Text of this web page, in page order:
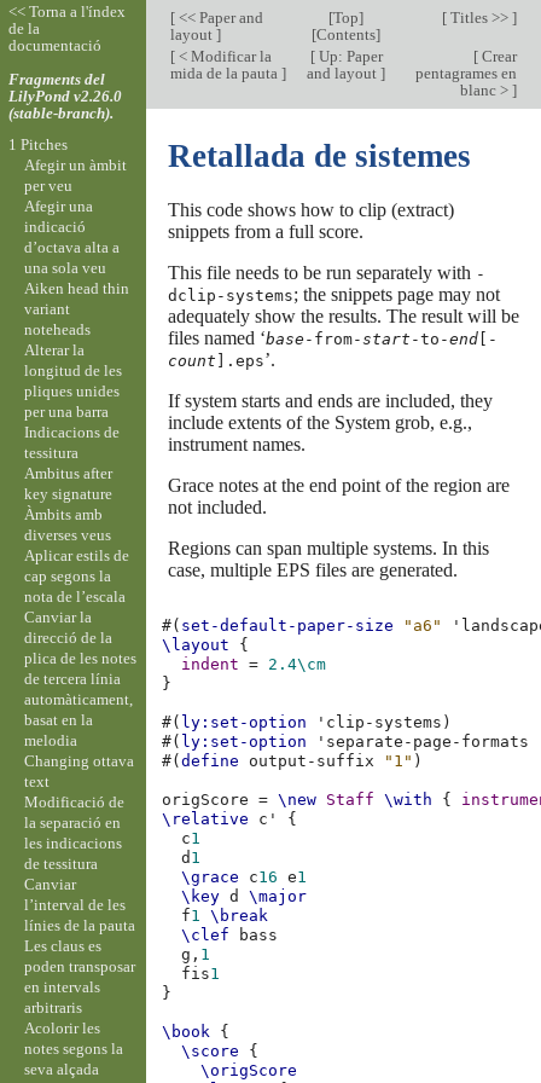
[<< Paper and
layout ]
[Top]
[Contents]
[Titles >> ]
[< Modificar la
mida de la pauta ]
[Up: Paper
and layout]
[Crear
pentagrames en
blanc > ]
Retallada de sistemes
This code shows how to clip (extract)
snippets from a full score.
This file needs to be run separately with -
dclip-systems; the snippets page may not
adequately show the results. The result will be
files named ‘base -from-start -to-end[-
count ].eps’.
If system starts and ends are included, they
include extents of the System grob, e.g.,
instrument names.
Grace notes at the end point of the region are
not included.
Regions can span multiple systems. In this
case, multiple EPS files are generated.
#( set-default-paper-size "a6"
\layout
{
indent
= 2.4\cm
}
#( ly:set-option 'clip-systems )
#( ly:set-option 'separate-page-formats
#(define output-suffix "1" )
origScore = \new Staff \with {
\relative
c'
{
c1
d 1
\grace
c16 e1
\key d
\major
f1
\break
\clef
bass
g, 1
fis1
}
\book {
\score
{
\origScore
<< Torna a l'índex
de la
documentació
Fragments del
LilyPond v2.26.0
(stable-branch).
1 Pitches
Afegir un àmbit
per veu
Afegir una
indicació
d’octava alta a
una sola veu
Aiken head thin
variant
noteheads
Alterar la
longitud de les
pliques unides
per una barra
Indicacions de
tessitura
Ambitus after
key signature
Àmbits amb
diverses veus
Aplicar estils de
cap segons la
nota de l’escala
Canviar la
direcció de la
plica de les notes
de tercera línia
automàticament,
basat en la
melodia
Changing ottava
text
Modificació de
la separació en
les indicacions
de tessitura
Canviar
l’interval de les
línies de la pauta
Les claus es
poden transposar
en intervals
arbitraris
Acolorir les
notes segons la
seva alçada